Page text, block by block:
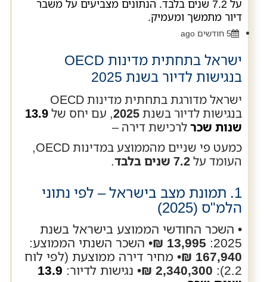
על 7.2 שנים בלבד. הנתונים מצביעים על משבר
דיור מתמשך ומעמיק.
5 חודשים ago
ישראל בתחתית מדינות OECD
בנגישות לדיור בשנת 2025
ישראל מדורגת בתחתית מדינות OECD
בנגישות לדיור בשנת2025, עם יחס של13.9
שנות שכרלרכישת דירה –
כמעט פי שניים מהממוצע במדינות OECD,
העומד על7.2 שנים בלבד .
1. תמונת מצב בישראל – לפי נתוני
הלמ"ס (2025)
• השכר החודשי הממוצע בישראל בשנת
2025:
13,995 ₪
• השכר השנתי הממוצע:
167,940 ₪
• מחיר דירה ממוצעת (לפי לוח
2.2):
2,340,300 ₪ • נגישות לדיור: 13.9